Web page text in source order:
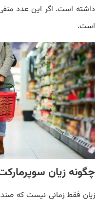
داشته است. اگر این عدد
است.
چگونه زیان
زیان فقط زمانی نیست که